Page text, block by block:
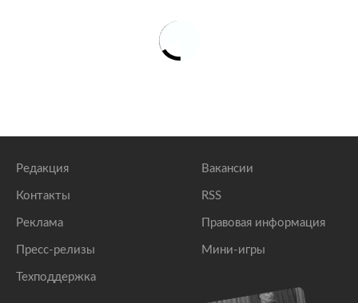
Редакция
Контакты
Реклама
Пресс-релизы
Техподдержка
Вакансии
RSS
Правовая информация
Мини-игры